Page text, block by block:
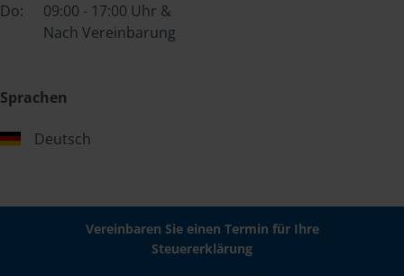
Do:
09:00 - 17:00 Uhr &
Nach Vereinbarung
Sprachen
Deutsch
Vereinbaren Sie einen Termin für Ihre
Steuererklärung